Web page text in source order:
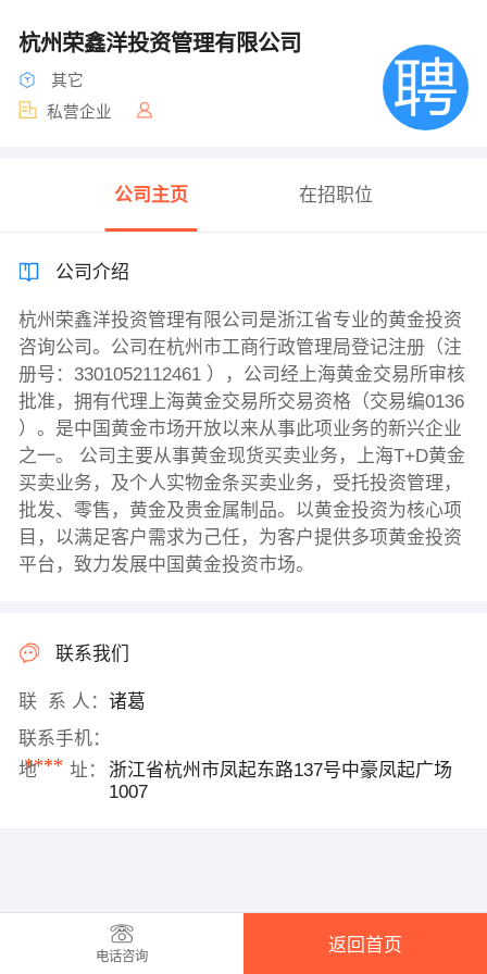
杭州荣鑫洋投资管理有限公司
其它
私营企业
公司主页 在招职位
公司介绍
杭州荣鑫洋投资管理有限公司是浙江省专业的黄金投资
咨询公司。公司在杭州市工商行政管理局登记注册（注
册号：3301052112461 ），公司经上海黄金交易所审核
批准，拥有代理上海黄金交易所交易资格（交易编0136
）。是中国黄金市场开放以来从事此项业务的新兴企业
之一。 公司主要从事黄金现货买卖业务，上海T+D黄金
买卖业务，及个人实物金条买卖业务，受托投资管理，
批发、零售，黄金及贵金属制品。以黄金投资为核心项
目，以满足客户需求为己任，为客户提供多项黄金投资
平台，致力发展中国黄金投资市场。
联系我们
联 系 人： 诸葛
联系手机：
****
地 址：
浙江省杭州市凤起东路137号中豪凤起广场
1007
电话咨询
返回首页